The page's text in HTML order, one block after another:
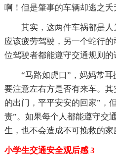
啊！但是肇事的车辆却逃之夭
其实，这两件车祸都是
应该疲劳驾驶，另一个蛇行
位驾驶者都能遵守交通规则的
“马路如虎口”，妈妈常
要注意左右方是否有来车。
的出门，平平安安的回家”，
责”。如果每个人都能遵守交
生，也不会造成不可挽救的家
小学生交通安全观后感 3